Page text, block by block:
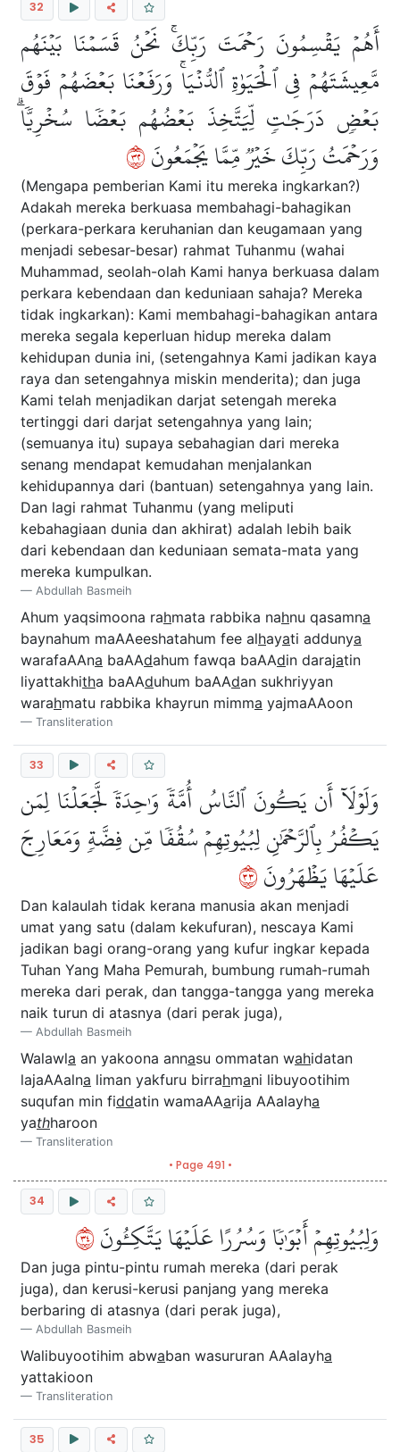
32
أَهُمۡ يَقۡسِمُونَ رَحۡمَتَ رَبِّكَۚ نَحۡنُ قَسَمۡنَا بَيۡنَهُم
مَّعِيشَتَهُمۡ فِي ٱلۡحَيَوٰةِ ٱلدُّنۡيَاۚ وَرَفَعۡنَا بَعۡضَهُمۡ فَوۡقَ
بَعۡضٖ دَرَجَٰتٖ لِّيَتَّخِذَ بَعۡضُهُم بَعۡضٗا سُخۡرِيّٗاۗ
وَرَحۡمَتُ رَبِّكَ خَيۡرٞ مِّمَّا يَجۡمَعُونَ٢٣
(Mengapa pemberian Kami itu mereka ingkarkan?)
Adakah mereka berkuasa membahagi-bahagikan
(perkara-perkara keruhanian dan keugamaan yang
menjadi sebesar-besar) rahmat Tuhanmu (wahai
Muhammad, seolah-olah Kami hanya berkuasa dalam
perkara kebendaan dan keduniaan sahaja? Mereka
tidak ingkarkan): Kami membahagi-bahagikan antara
mereka segala keperluan hidup mereka dalam
kehidupan dunia ini, (setengahnya Kami jadikan kaya
raya dan setengahnya miskin menderita); dan juga
Kami telah menjadikan darjat setengah mereka
tertinggi dari darjat setengahnya yang lain;
(semuanya itu) supaya sebahagian dari mereka
senang mendapat kemudahan menjalankan
kehidupannya dari (bantuan) setengahnya yang lain.
Dan lagi rahmat Tuhanmu (yang meliputi
kebahagiaan dunia dan akhirat) adalah lebih baik
dari kebendaan dan keduniaan semata-mata yang
mereka kumpulkan.
Abdullah Basmeih
Ahum yaqsimoona rahmata rabbika nahnu qasamna
baynahum maAAeeshatahum fee alhayati addunya
warafaAAna baAAdahum fawqa baAAdin darajatin
liyattakhitha baAAduhum baAAdan sukhriyyan
warahmatu rabbika khayrun mimma yajmaAAoon
Transliteration
33
وَلَوۡلَآ أَن يَكُونَ ٱلنَّاسُ أُمَّةٗ وَٰحِدَةٗ لَّجَعَلۡنَا لِمَن
يَكۡفُرُ بِٱلرَّحۡمَٰنِ لِبُيُوتِهِمۡ سُقُفٗا مِّن فِضَّةٖ وَمَعَارِجَ
عَلَيۡهَا يَظۡهَرُونَ٣٣
Dan kalaulah tidak kerana manusia akan menjadi
umat yang satu (dalam kekufuran), nescaya Kami
jadikan bagi orang-orang yang kufur ingkar kepada
Tuhan Yang Maha Pemurah, bumbung rumah-rumah
mereka dari perak, dan tangga-tangga yang mereka
naik turun di atasnya (dari perak juga),
Abdullah Basmeih
Walawla an yakoona annasu ommatan wahidatan
lajaAAalna liman yakfuru birrahmani libuyootihim
suqufan min fiddatin wamaAAarija AAalayha
yathharoon
Transliteration
• Page 491 •
34
وَلِبُيُوتِهِمۡ أَبۡوَٰبٗا وَسُرُرًا عَلَيۡهَا يَتَّكِـُٔونَ٤٣
Dan juga pintu-pintu rumah mereka (dari perak
juga), dan kerusi-kerusi panjang yang mereka
berbaring di atasnya (dari perak juga),
Abdullah Basmeih
Walibuyootihim abwaban wasururan AAalayha
yattakioon
Transliteration
35